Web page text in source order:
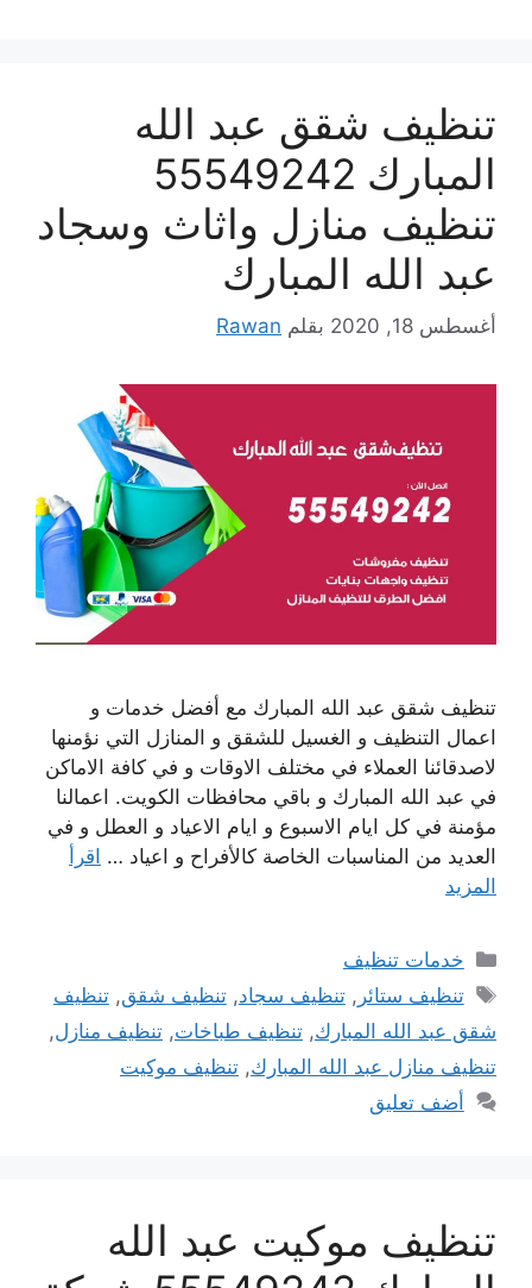
تنظيف شقق عبد الله
المبارك 55549242
تنظيف منازل واثاث وسجاد
عبد الله المبارك
أغسطس 18, 2020 بقلم Rawan
تنظيف شقق عبد الله المبارك مع أفضل خدمات و
اعمال التنظيف و الغسيل للشقق و المنازل التي نؤمنها
لاصدقائنا العملاء في مختلف الاوقات و في كافة الاماكن
في عبد الله المبارك و باقي محافظات الكويت. اعمالنا
مؤمنة في كل ايام الاسبوع و ايام الاعياد و العطل و في
العديد من المناسبات الخاصة كالأفراح و اعياد … اقرأ
المزيد
التصنيفات
خدمات تنظيف
الوسوم
تنظيف ستائر ,تنظيف سجاد,تنظيف شقق,تنظيف
شقق عبد الله المبارك, تنظيف طباخات, تنظيف منازل,
تنظيف منازل عبد الله المبارك, تنظيف موكيت
أضف تعليق
تنظيف موكيت عبد الله